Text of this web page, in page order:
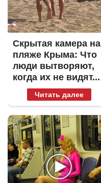
Скрытая камера на
пляже Крыма: Что
люди вытворяют,
когда их не видят...
Читать далее